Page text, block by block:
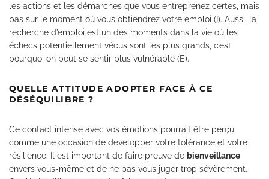
les actions et les démarches que vous entreprenez certes, mais
pas sur le moment où vous obtiendrez votre emploi (I). Aussi, la
recherche d’emploi est un des moments dans la vie où les
échecs potentiellement vécus sont les plus grands, c’est
pourquoi on peut se sentir plus vulnérable (E).
QUELLE ATTITUDE ADOPTER FACE À CE
DÉSÉQUILIBRE ?
Ce contact intense avec vos émotions pourrait être perçu
comme une occasion de développer votre tolérance et votre
résilience. Il est important de faire preuve de bienveillance
envers vous-même et de ne pas vous juger trop sévèrement.